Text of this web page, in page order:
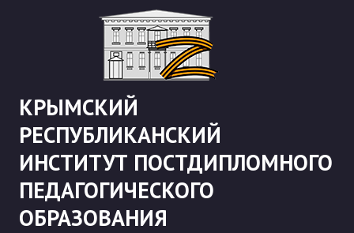
КРЫМСКИЙ
РЕСПУБЛИКАНСКИЙ
ИНСТИТУТ ПОСТДИПЛОМНОГО
ПЕДАГОГИЧЕСКОГО
ОБРАЗОВАНИЯ